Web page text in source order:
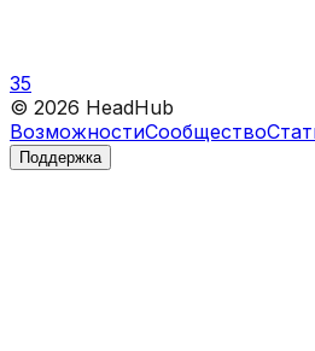
35
© 2026 HeadHub
ВозможностиСообщество
Поддержка